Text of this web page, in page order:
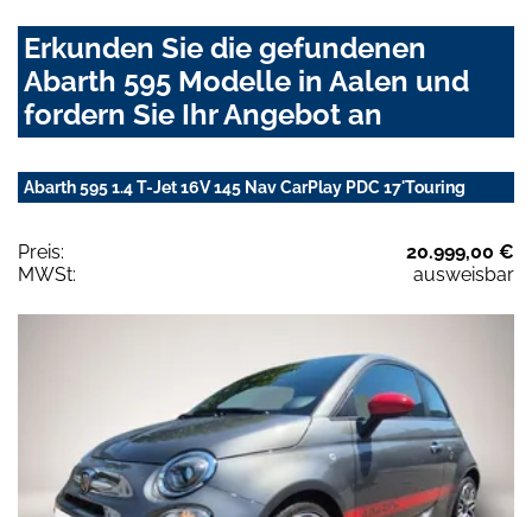
Erkunden Sie die gefundenen
Abarth 595 Modelle in Aalen und
fordern Sie Ihr Angebot an
Abarth 595 1.4 T-Jet 16V 145 Nav CarPlay PDC 17'Touring
Preis:
20.999,00 €
MWSt:
ausweisbar